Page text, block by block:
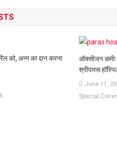
को, अन्न का दान करना
ऑक्सीजन कमीः
श्रीपारस
June 11,
Special